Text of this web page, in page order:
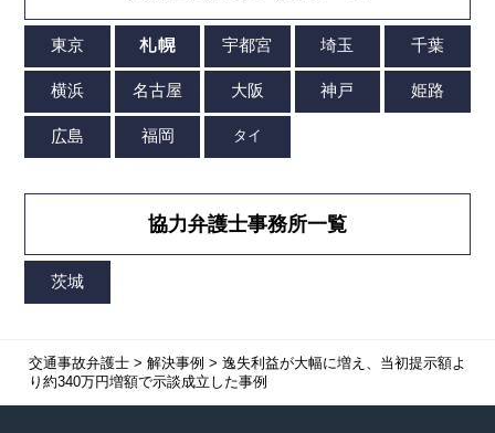
協力弁護士事務所一覧
交通事故弁護士> 解決事例 > 逸失利益が大幅に増え、当初提示額よ
り約340万円増額で示談成立した事例